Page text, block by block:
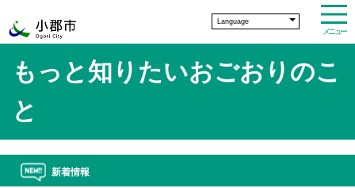
Language
メニュー
もっと知りたいおごおりのこ
と
新着情報